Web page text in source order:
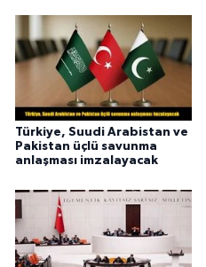
Türkiye, Suudi Arabistan ve
Pakistan üçlü savunma
anlaşması imzalayacak